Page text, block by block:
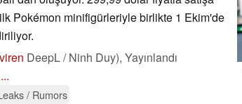
Pokémon minifigürleriyle birlikte 1 Ekim'de
DeepL / Ninh Duy), Yayınlandı
...
/ Rumors